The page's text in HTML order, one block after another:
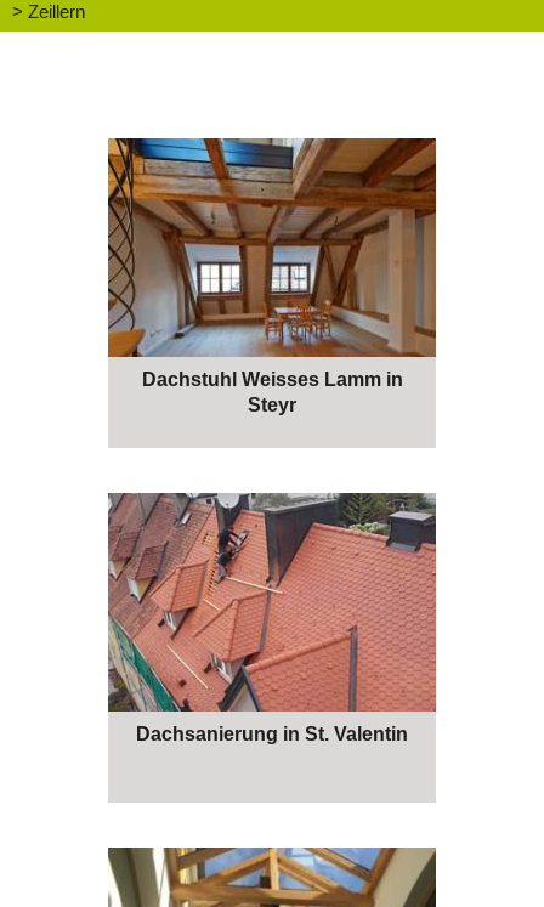
> Zeillern
Dachstuhl Weisses Lamm in
Steyr
Dachsanierung in St. Valentin